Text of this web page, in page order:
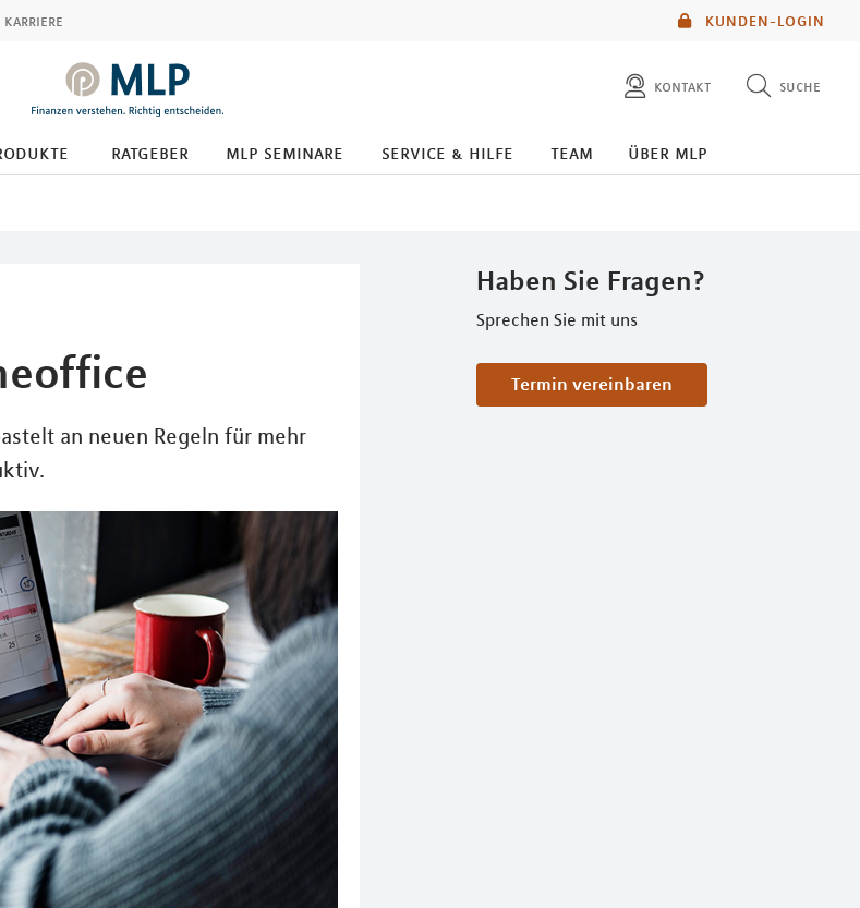
KUNDEN-LOGIN
karriere
kontakt suche
diese website durchsuchen
ratgeber mlp seminare service & hilfe team über mlp
an neuen Regeln für mehr
Haben Sie Fragen?
Sprechen Sie mit uns
Termin vereinbaren